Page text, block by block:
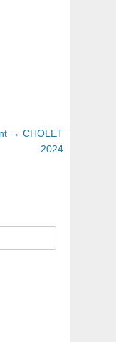
→ Article
suivant
CHOLET
2024